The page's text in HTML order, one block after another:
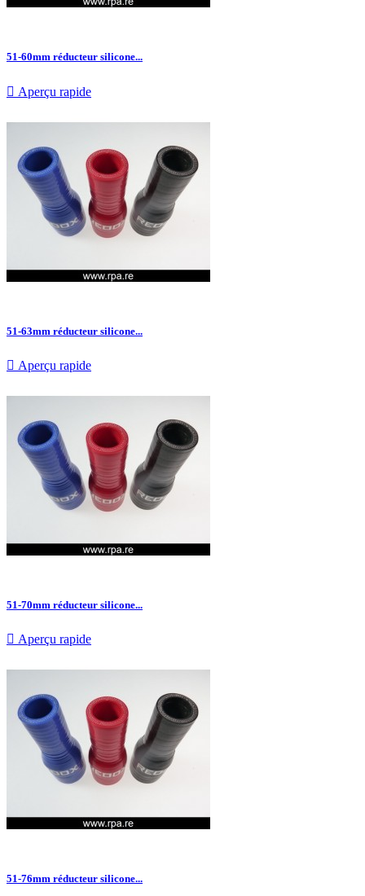
51-60mm réducteur silicone...
 Aperçu rapide
51-63mm réducteur silicone...
 Aperçu rapide
51-70mm réducteur silicone...
 Aperçu rapide
51-76mm réducteur silicone...